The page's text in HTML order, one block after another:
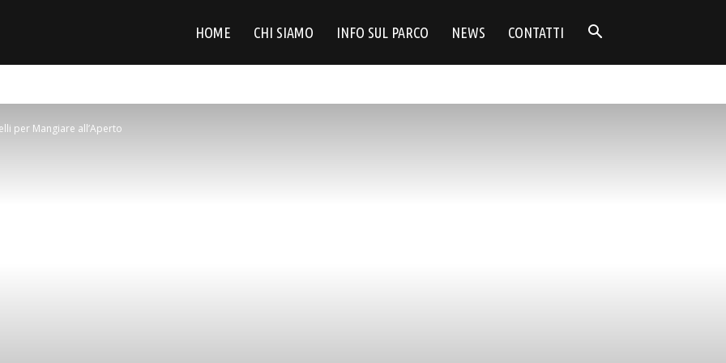
HOME CHI SIAMO INFO SUL PARCO NEWS CONTATTI
per Mangiare all’Aperto